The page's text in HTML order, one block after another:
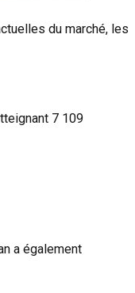
du marché, les
7 109
a également